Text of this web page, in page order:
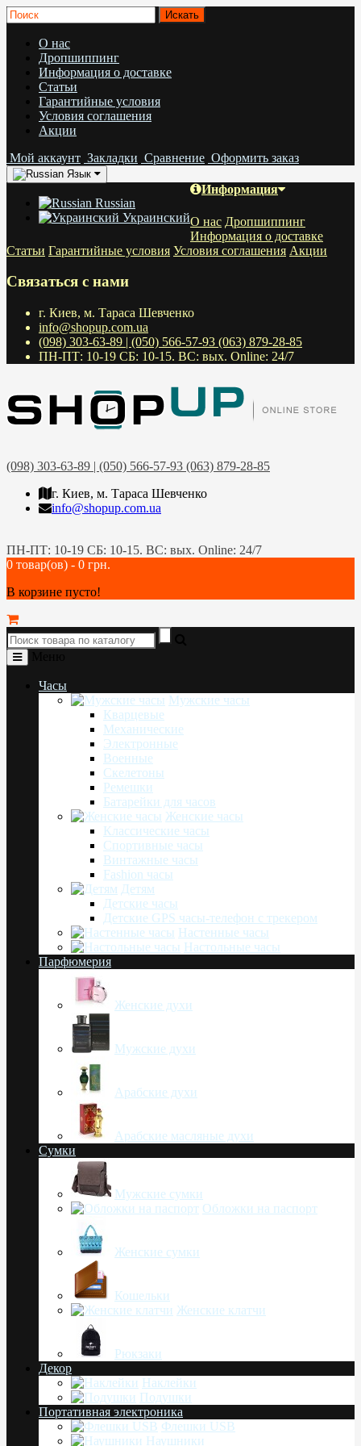
О нас
Дропшиппинг
Информация о доставке
Статьи
Гарантийные условия
Условия соглашения
Акции
Мой аккаунт Закладки Сравнение Оформить заказ
Язык
Russian
Украинский
Информация
О нас Дропшиппинг
Информация о доставке
Статьи Гарантийные условия Условия соглашения Акции
Связаться с нами
г. Киев, м. Тараса Шевченко
info@shopup.com.ua
(098) 303-63-89 | (050) 566-57-93 (063) 879-28-85
ПН-ПТ: 10-19 СБ: 10-15. ВС: вых. Online: 24/7
(098) 303-63-89 | (050) 566-57-93 (063) 879-28-85
г. Киев, м. Тараса Шевченко
info@shopup.com.ua
ПН-ПТ: 10-19 СБ: 10-15. ВС: вых. Online: 24/7
0 товар(ов) - 0 грн.
В корзине пусто!
Часы
Мужские часы
Кварцевые
Механические
Электронные
Военные
Скелетоны
Ремешки
Батарейки для часов
Женские часы
Классические часы
Спортивные часы
Винтажные часы
Fashion часы
Детям
Детские часы
Детские GPS часы-телефон с трекером
Настенные часы
Настольные часы
Парфюмерия
Женские духи
Мужские духи
Арабские духи
Арабские масляные духи
Сумки
Мужские сумки
Обложки на паспорт
Женские сумки
Кошельки
Женские клатчи
Рюкзаки
Декор
Наклейки
Подушки
Портативная электроника
Флешки USB
Наушники